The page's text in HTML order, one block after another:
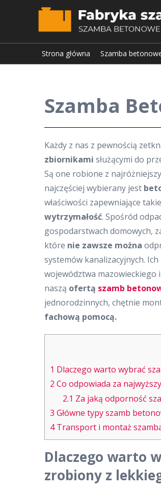
Strona główna Szamba
Szamba
Każdy z nas z pewnością
zbiornikami służącymi do
Są one robione z
najczęściej wybierany jest
właściwości zapewniające
wytrzymałość. Spośród
gospodarstwach domowych,
które nie zawsze można
systemów kanalizacyjnych.
województwa mazowieckiego
naszą ofertą szamb
jednorodzinnych, chętnie
fachową pomocą.
1 Dlaczego warto wybrać
2 Co odpowiada za
2.1 Za jaką odporność
3 Główne typy szamb
4Transport i montaż
Dlaczego warto
zrobiony z